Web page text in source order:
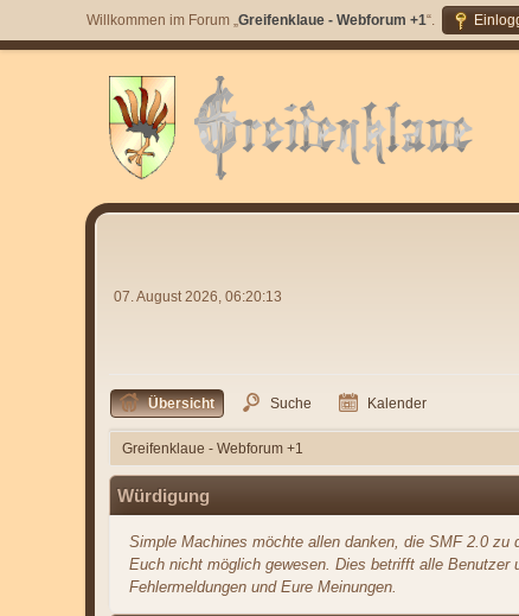
Willkommen im Forum „Greifenklaue - Webforum +1“.
07. August 2026, 06:20:13
Übersicht Suche Kalender
Greifenklaue - Webforum +1
Würdigung
Simple Machines möchte allen danken, die SMF 2.0
Euch nicht möglich gewesen. Dies betrifft alle Benutzer
Fehlermeldungen und Eure Meinungen.